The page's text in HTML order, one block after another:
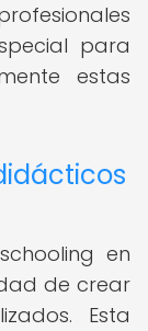
para
estas
en
de crear
Esta